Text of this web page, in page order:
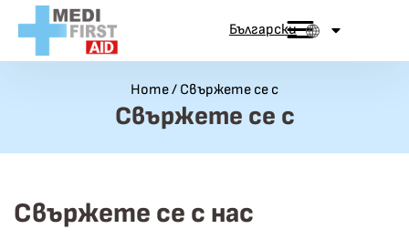
Преминаване към съдържанието
Български
Home/ Свържете се с
Свържете се с
Свържете се с нас